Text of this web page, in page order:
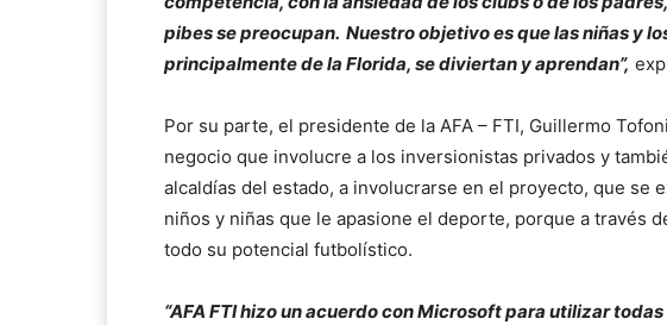
pibes se preocupan. Nuestro objetivo es que las niñas y
principalmente de la Florida, se diviertan y aprendan”,
Por su parte, el presidente de la AFA – FTI, Guillermo
negocio que involucre a los inversionistas privados y
alcaldías del estado, a involucrarse en el proyecto, que se
niños y niñas que le apasione el deporte, porque a través
todo su potencial futbolístico.
“AFA FTI hizo un acuerdo con Microsoft para utilizar